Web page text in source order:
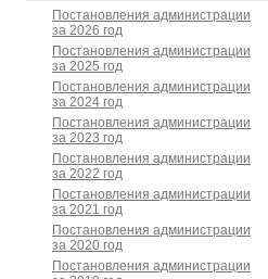
Постановления администрации
за 2026 год
Постановления администрации
за 2025 год
Постановления администрации
за 2024 год
Постановления администрации
за 2023 год
Постановления администрации
за 2022 год
Постановления администрации
за 2021 год
Постановления администрации
за 2020 год
Постановления администрации